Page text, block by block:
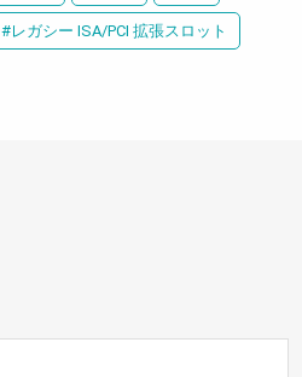
#レガシー ISA/PCI 拡張スロット